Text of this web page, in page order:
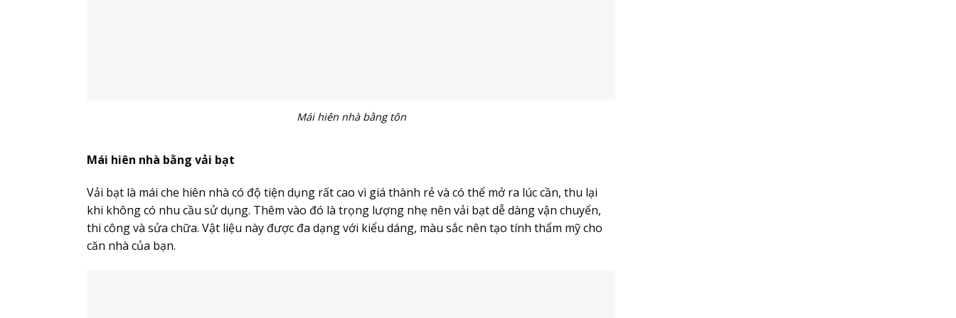
Mái hiên nhà bằng tôn
Mái hiên nhà bằng vải bạt
Vải bạt là mái che hiên nhà có độ tiện dụng rất cao vì giá thành rẻ và có thể mở ra lúc cần, thu lại
khi không có nhu cầu sử dụng. Thêm vào đó là trọng lượng nhẹ nên vải bạt dễ dàng vận chuyển,
thi công và sửa chữa. Vật liệu này được đa dạng với kiểu dáng, màu sắc nên tạo tính thẩm mỹ cho
căn nhà của bạn.